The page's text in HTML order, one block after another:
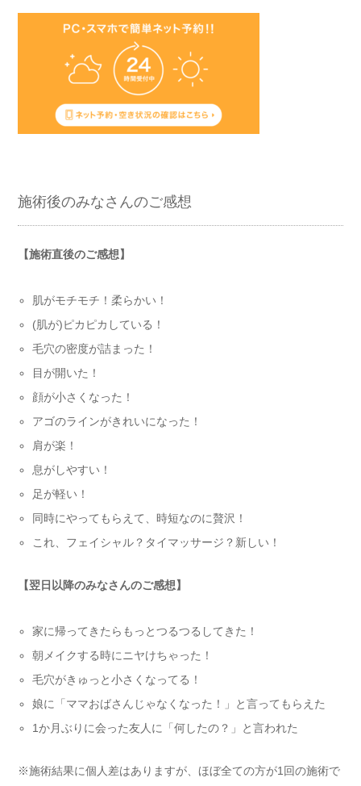
施術後のみなさんのご感想
【施術直後のご感想】
肌がモチモチ！柔らかい！
(肌が)ピカピカしている！
毛穴の密度が詰まった！
目が開いた！
顔が小さくなった！
アゴのラインがきれいになった！
肩が楽！
息がしやすい！
足が軽い！
同時にやってもらえて、時短なのに贅沢！
これ、フェイシャル？タイマッサージ？新しい！
【翌日以降のみなさんのご感想】
家に帰ってきたらもっとつるつるしてきた！
朝メイクする時にニヤけちゃった！
毛穴がきゅっと小さくなってる！
娘に「ママおばさんじゃなくなった！」と言ってもらえた
1か月ぶりに会った友人に「何したの？」と言われた
※施術結果に個人差はありますが、ほぼ全ての方が1回の施術で